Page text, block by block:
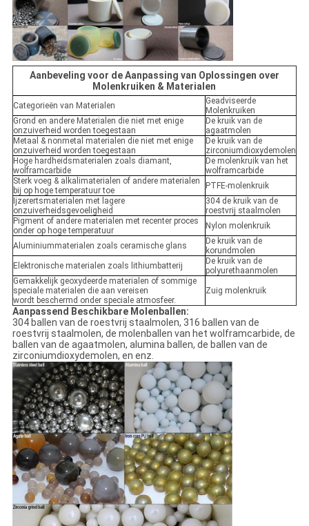
Aanbeveling voor de Aanpassing van Oplossingen over
Molenkruiken & Materialen
Categorieën van Materialen
Geadviseerde
Molenkruiken
Grond en andere Materialen die niet met enige
onzuiverheid worden toegestaan
De kruik van de
agaatmolen
Metaal & nonmetal materialen die niet met enige
onzuiverheid worden toegestaan
De kruik van de
zirconiumdioxydemolen
Hoge hardheidsmaterialen zoals diamant,
wolframcarbide
De molenkruik van het
wolframcarbide
Sterk voeg & alkalimaterialen of andere materialen
bij op hoge temperatuur toe
PTFE-molenkruik
Ijzerertsmaterialen met lagere
onzuiverheidsgevoeligheid
304 de kruik van de
roestvrij staalmolen
Pigment of andere materialen met recenter proces
onder op hoge temperatuur
Nylon molenkruik
Aluminiummaterialen zoals ceramische glans
De kruik van de
korundmolen
Elektronische materialen zoals lithiumbatterij
De kruik van de
polyurethaanmolen
Gemakkelijk geoxydeerde materialen of sommige
speciale materialen die aan vereisen
wordt beschermd onder speciale atmosfeer.
Zuig molenkruik
Aanpassend Beschikbare Molenballen:
304 ballen van de roestvrij staalmolen, 316 ballen van de
roestvrij staalmolen, de molenballen van het wolframcarbide, de
ballen van de agaatmolen, alumina ballen, de ballen van de
zirconiumdioxydemolen, en enz.